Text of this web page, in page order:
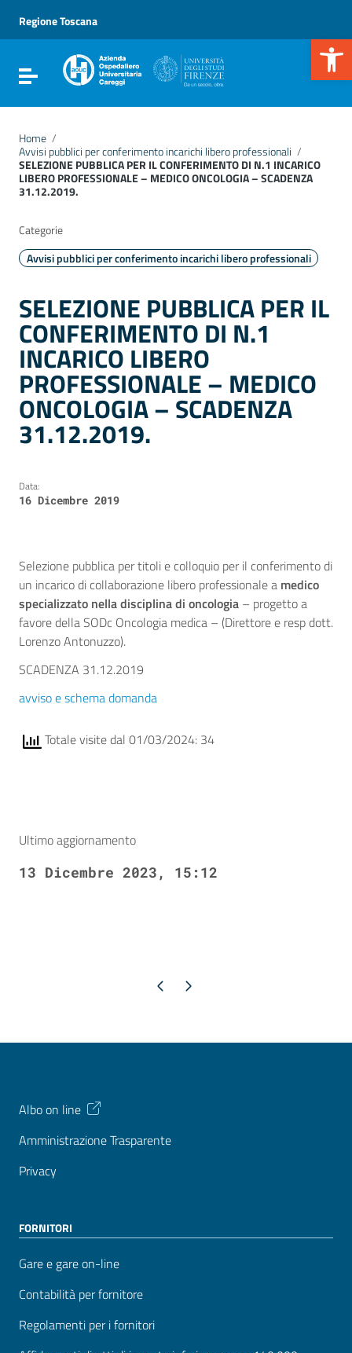
Vai al menu di navigazione
Vai al footer
Regione Toscana
Attiva / disattiva la navigazione
Home /
Avvisi pubblici per conferimento incarichi libero professionali /
SELEZIONE PUBBLICA PER IL CONFERIMENTO DI N.1 INCARICO
LIBERO PROFESSIONALE – MEDICO ONCOLOGIA – SCADENZA
31.12.2019.
SELEZIONE PUBBLICA PER IL
CONFERIMENTO DI N.1
INCARICO LIBERO
PROFESSIONALE – MEDICO
ONCOLOGIA – SCADENZA
31.12.2019.
Categorie
Avvisi pubblici per conferimento incarichi libero professionali
Data:
16 Dicembre 2019
Selezione pubblica per titoli e colloquio per il conferimento di
un incarico di collaborazione libero professionale a medico
specializzato nella disciplina di oncologia – progetto a
favore della SODc Oncologia medica – (Direttore e resp dott.
Lorenzo Antonuzzo).
SCADENZA 31.12.2019
avviso e schema domanda
Totale visite dal 01/03/2024: 34
Ultimo aggiornamento
13 Dicembre 2023, 15:12
Pagina precedente
Pagina successiva
Albo on line
Amministrazione Trasparente
Privacy
FORNITORI
Gare e gare on-line
Contabilità per fornitore
Regolamenti per i fornitori